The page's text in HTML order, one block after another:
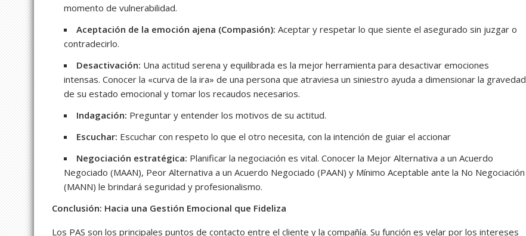
momento de vulnerabilidad.
Aceptación de la emoción ajena (Compasión): Aceptar y respetar lo que siente el asegurado sin juzgar o
contradecirlo.
Desactivación: Una actitud serena y equilibrada es la mejor herramienta para desactivar emociones
intensas. Conocer la «curva de la ira» de una persona que atraviesa un siniestro ayuda a dimensionar la gravedad
de su estado emocional y tomar los recaudos necesarios.
Indagación: Preguntar y entender los motivos de su actitud.
Escuchar: Escuchar con respeto lo que el otro necesita, con la intención de guiar el accionar
Negociación estratégica: Planificar la negociación es vital. Conocer la Mejor Alternativa a un Acuerdo
Negociado (MAAN), Peor Alternativa a un Acuerdo Negociado (PAAN) y Mínimo Aceptable ante la No Negociación
(MANN) le brindará seguridad y profesionalismo.
Conclusión: Hacia una Gestión Emocional que Fideliza
Los PAS son los principales puntos de contacto entre el cliente y la compañía. Su función es velar por los intereses